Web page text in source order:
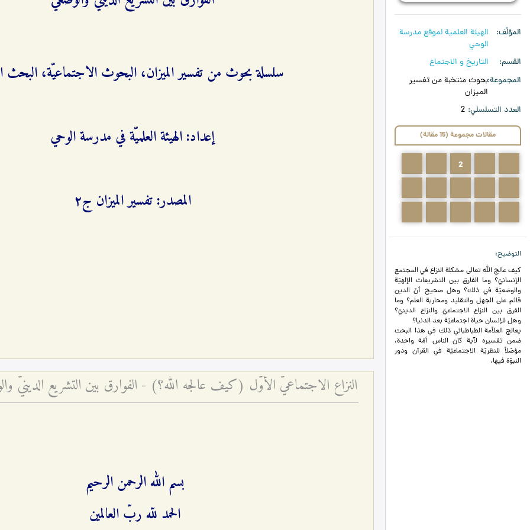
المؤلّف
الهیئة العلمیة لموقع مدرسة
الوحي
القسم
التاريخ و الاجتماع
المجموعةبحوث منتخبة من تفسير
الميزان
العدد التسلسلي 2
مقالات مجموعة (15 مقالة)
2
التوضيح
كيف عالج الله تعالى مشكلة النزاع في المجتمع
الإنسانيّ؟ وما الفارق بين التشريعات الإلهيّة
والوضعيّة في ذلك؟ وهل صحيح أنّ الدين
قائم على الجهل والتقليد ومحاربة العلم؟ وما
الفرق بين النزاع الاجتماعيّ والنزاع الدينيّ؟
وهل للإنسان حياة اجتماعيّة بعد الدنيا؟
يعالج العلاّمة الطباطبائي ذلك في هذا البحث
ضمن تفسيره لآية كان الناس أمّة واحدة،
مؤصّلاً للنظريّة الاجتماعيّة في القرآن ودور
النبوّة فيها.
سلسلة بحوث من تفسير الميزان، البحوث الاجتماعيّة، البحث
إعداد: الهيئة العلميّة في مدرسة الوحي
المصدر: تفسير الميزان ج٢
النزاع الاجتماعيّ الأوّل (كيف عالجه الله؟) - الفوارق بين التشريع الدينيّ
بسم الله الرحمن الرحيم
الحمد للّه ربّ العالمين